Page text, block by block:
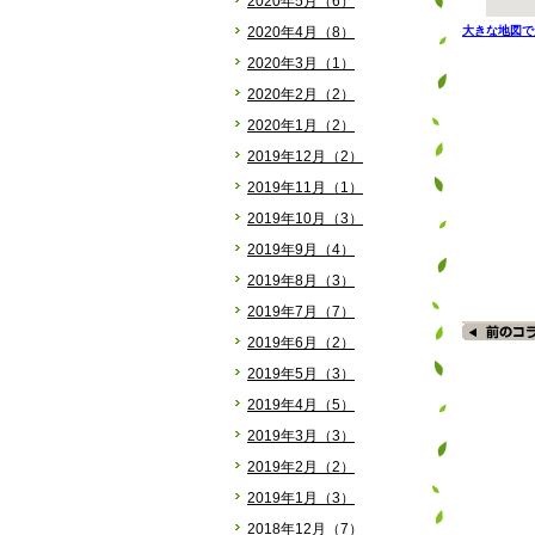
2020年4月（8）
2020年3月（1）
2020年2月（2）
2020年1月（2）
2019年12月（2）
2019年11月（1）
2019年10月（3）
2019年9月（4）
2019年8月（3）
2019年7月（7）
2019年6月（2）
2019年5月（3）
2019年4月（5）
2019年3月（3）
2019年2月（2）
2019年1月（3）
2018年12月（7）
大きな地図